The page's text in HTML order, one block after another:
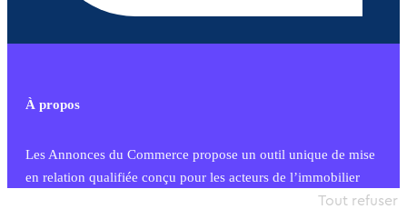
À propos
Les Annonces du Commerce propose un outil unique de mise
en relation qualifiée conçu pour les acteurs de l’immobilier
commercial et les collectivités territoriales, simple et intégrant
Tout refuser